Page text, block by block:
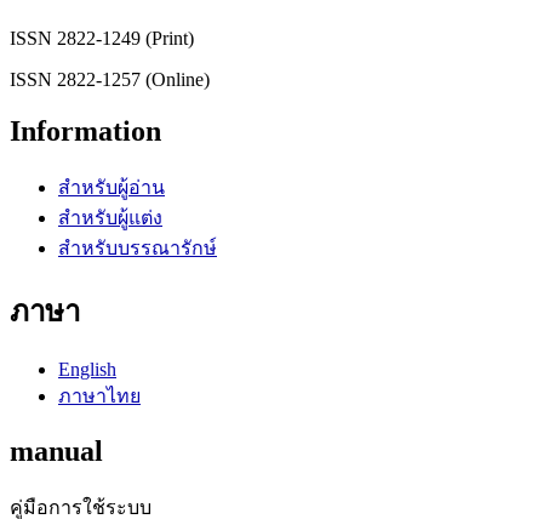
ISSN 2822-1249 (Print)
ISSN 2822-1257 (Online)
Information
สำหรับผู้อ่าน
สำหรับผู้แต่ง
สำหรับบรรณารักษ์
ภาษา
English
ภาษาไทย
manual
คู่มือการใช้ระบบ